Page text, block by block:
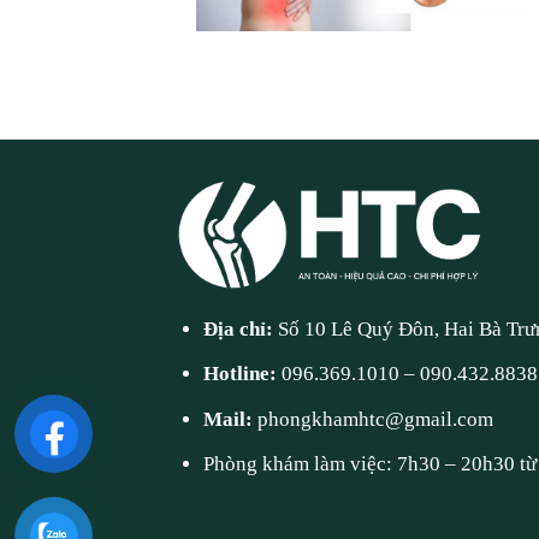
Địa chỉ: Số 10 Lê Quý Đôn, Hai Bà
Hotline:096.369.1010 –090.432.8838
Mail:phongkhamhtc@gmail.com
Phòng khám làm việc: 7h30 – 20h30